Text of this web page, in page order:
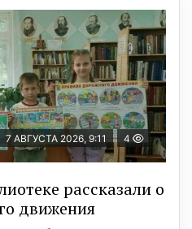
7 АВГУСТА 2026, 9:11 4
рассказали о
движения